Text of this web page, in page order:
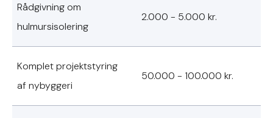
Rådgivning om
hulmursisolering
2.000 - 5.000 kr.
Komplet projektstyring
af nybyggeri
50.000 - 100.000 kr.